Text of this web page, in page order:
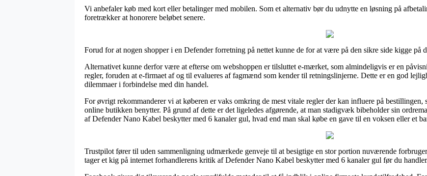
Vi anbefaler køb med kort eller betalinger med mobilen. Som et alternativ bør du udnytte en løsning på
foretrækker at honorere beløbet senere.
Forud for at nogen shopper i en Defender forretning på nettet kunne de for at være på den sikre side kigge på
Alternativet kunne derfor være at efterse om webshoppen er tilsluttet e-mærket, som almindeligvis er en
regler, foruden at e-firmaet af og til evalueres af fagmænd som kender til retningslinjerne. Dette er en god
dilemmaer i forbindelse med din handel.
For øvrigt rekommanderer vi at køberen er vaks omkring de mest vitale regler der kan influere på bestillingen,
online butikken benytter. På grund af dette er det ligeledes afgørende, at man stadigvæk bibeholder sin
af Defender Nano Kabel beskytter med 6 kanaler gul, hvad end man skal købe en gave til en voksen eller et
Trustpilot fører til uden sammenligning udmærkede genveje til at besigtige en stor portion nuværende
tager et kig på internet forhandlerens kritik af Defender Nano Kabel beskytter med 6 kanaler gul før du